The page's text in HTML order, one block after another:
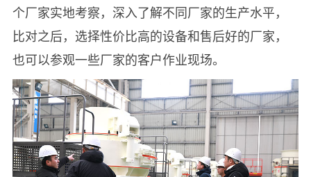
个厂家实地考察，深入了解不同厂家的生产水平，
比对之后，选择性价比高的设备和售后好的厂家，
也可以参观一些厂家的客户作业现场。